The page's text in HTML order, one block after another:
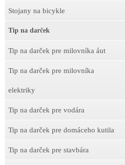
Stojany na bicykle
Tip na darček
Tip na darček pre milovníka áut
Tip na darček pre milovníka
elektriky
Tip na darček pre vodára
Tip na darček pre domáceho kutila
Tip na darček pre stavbára